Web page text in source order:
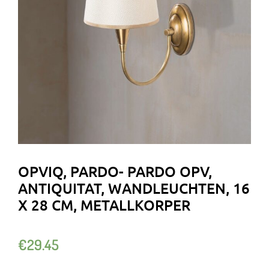
OPVIQ, PARDO- PARDO OPV,
ANTIQUITAT, WANDLEUCHTEN, 16
X 28 CM, METALLKORPER
€29.45